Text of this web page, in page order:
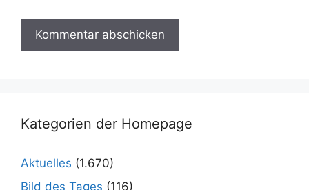
Kategorien der Homepage
Aktuelles (1.670)
Bild des Tages (116)